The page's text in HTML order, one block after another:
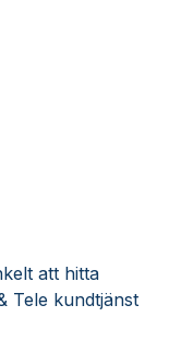
att hitta
Tele kundtjänst